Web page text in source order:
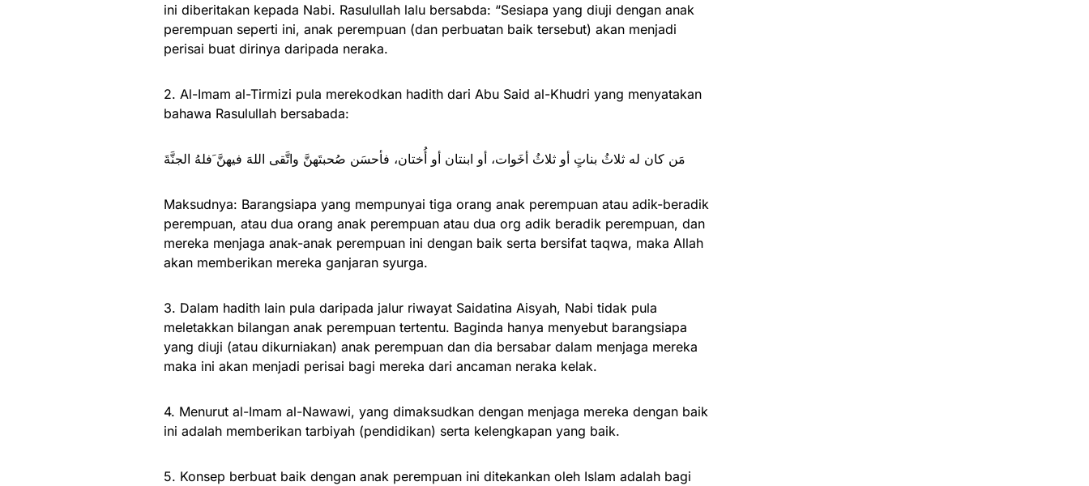
ini diberitakan kepada Nabi. Rasulullah lalu bersabda: “Sesiapa yang diuji dengan anak
perempuan seperti ini, anak perempuan (dan perbuatan baik tersebut) akan menjadi
perisai buat dirinya daripada neraka.
2. Al-Imam al-Tirmizi pula merekodkan hadith dari Abu Said al-Khudri yang menyatakan
bahawa Rasulullah bersabada:
مَن كان له ثلاثُ بناتٍ أو ثلاثُ أخَوات، أو ابنتان أو أُختان، فأحسَن صُحبتَهنَّ واتَّقى اللهَ فيهنَّ َفلهُ الجنَّةَ
Maksudnya: Barangsiapa yang mempunyai tiga orang anak perempuan atau adik-beradik
perempuan, atau dua orang anak perempuan atau dua org adik beradik perempuan, dan
mereka menjaga anak-anak perempuan ini dengan baik serta bersifat taqwa, maka Allah
akan memberikan mereka ganjaran syurga.
3. Dalam hadith lain pula daripada jalur riwayat Saidatina Aisyah, Nabi tidak pula
meletakkan bilangan anak perempuan tertentu. Baginda hanya menyebut barangsiapa
yang diuji (atau dikurniakan) anak perempuan dan dia bersabar dalam menjaga mereka
maka ini akan menjadi perisai bagi mereka dari ancaman neraka kelak.
4. Menurut al-Imam al-Nawawi, yang dimaksudkan dengan menjaga mereka dengan baik
ini adalah memberikan tarbiyah (pendidikan) serta kelengkapan yang baik.
5. Konsep berbuat baik dengan anak perempuan ini ditekankan oleh Islam adalah bagi